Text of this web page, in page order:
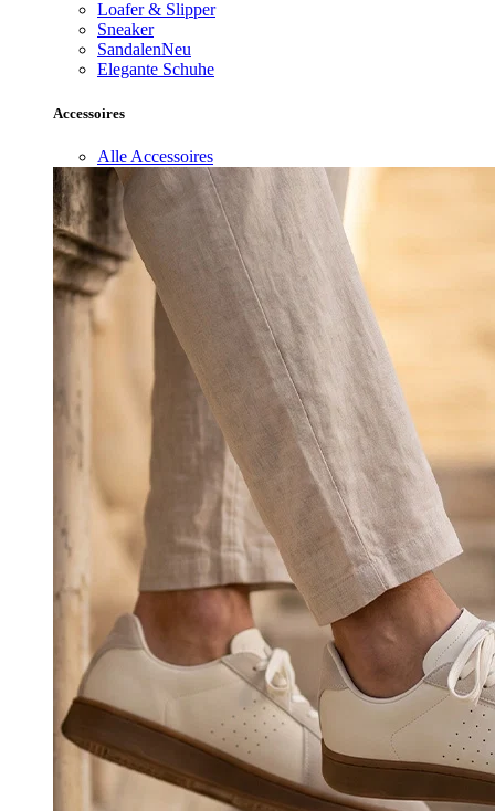
Loafer & Slipper
Sneaker
SandalenNeu
Elegante Schuhe
Accessoires
Alle Accessoires